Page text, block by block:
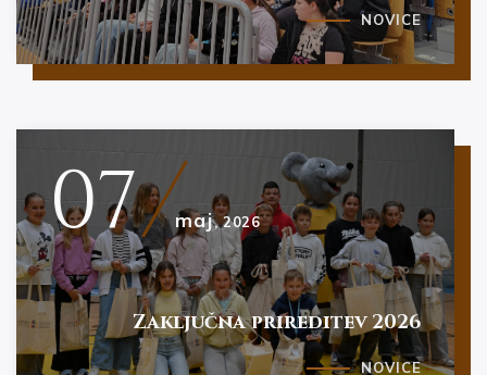
NOVICE
07 maj, 2026
Zaključna prireditev 2026
NOVICE